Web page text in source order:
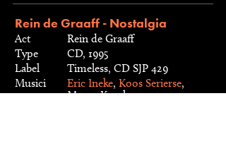
Rein de Graaff - Nostalgia
Act
Rein de Graaff
Type
CD, 1995
Label
Timeless, CD SJP 429
Musici
Eric Ineke, Koos Serierse,
Marco Kegel